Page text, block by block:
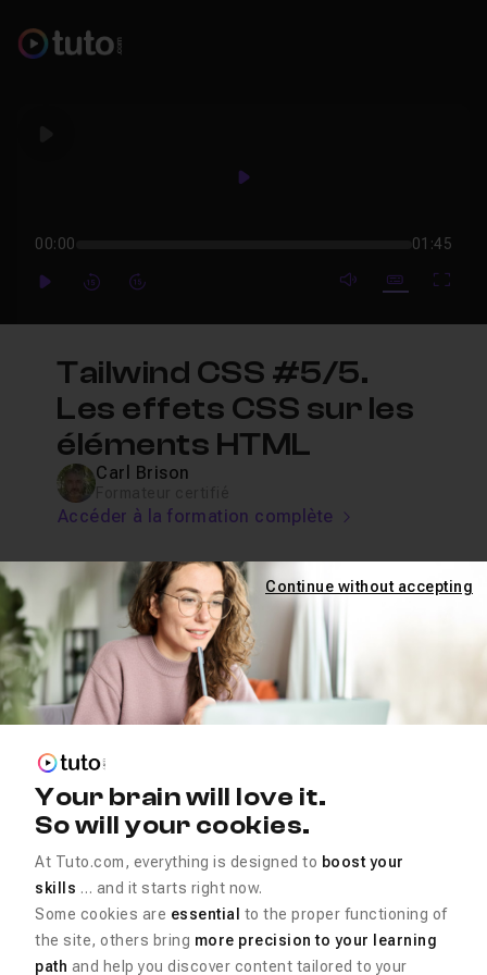
Play
00:00 01:45
PlayForwardForward mute video
Subtitles
Tailwind CSS #5/5.
Les effets CSS sur les
éléments HTML
Carl Brison
Accéder à la formation complète